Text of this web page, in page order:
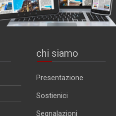
chi siamo
Presentazione
Sostienici
Segnalazioni